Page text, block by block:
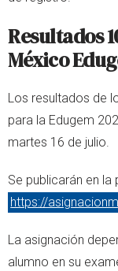
Resultados
México
Los resultados de
para la Edugem
martes 16 de julio.
Se publicarán en la
https://
La asignación
alumno en su